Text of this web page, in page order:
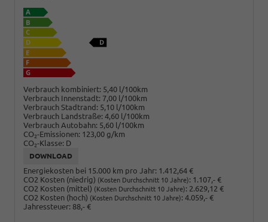
Verbrauch kombiniert: 5,40 l/100km
Verbrauch Innenstadt: 7,00 l/100km
Verbrauch Stadtrand: 5,10 l/100km
Verbrauch Landstraße: 4,60 l/100km
Verbrauch Autobahn: 5,60 l/100km
CO2-Emissionen: 123,00 g/km
CO2-Klasse: D
DOWNLOAD
Energiekosten bei 15.000 km pro Jahr: 1.412,64 €
CO2 Kosten (niedrig) (Kosten Durchschnitt 10 Jahre): 1.107,- €
CO2 Kosten (mittel) (Kosten Durchschnitt 10 Jahre): 2.629,12 €
CO2 Kosten (hoch) (Kosten Durchschnitt 10 Jahre): 4.059,- €
Jahressteuer: 88,- €